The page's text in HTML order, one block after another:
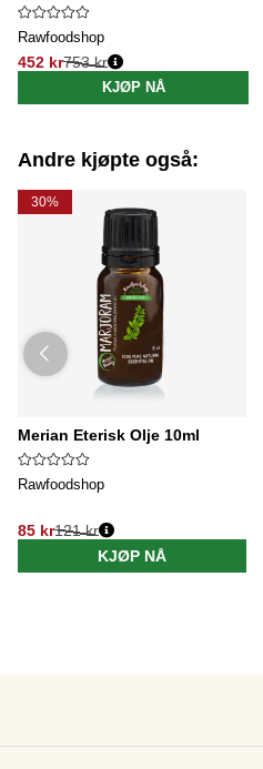
Rawfoodshop
452 kr
Vanlig pris:
753 kr
KJØP NÅ
Andre kjøpte også:
30%
Merian Eterisk Olje 10ml
Rawfoodshop
85 kr121 kr
KJØP NÅ